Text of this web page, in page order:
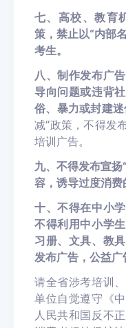
七、高校、教育
策，禁止以“内部
考生。
八、制作发布广
导向问题或违背
俗、暴力或封建迷
减”政策，不得发
培训广告。
九、不得发布宣扬
容，诱导过度消费
十、不得在中小
不得利用中小学
习册、文具、教
发布广告，公益广
请全省涉考培训
单位自觉遵守《
人民共和国反不